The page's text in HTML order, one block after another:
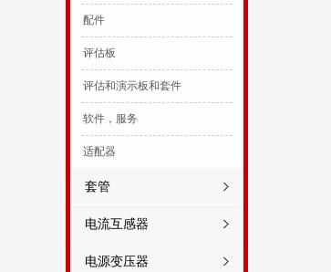
配件
评估板
评估和演示板和套件
软件，服务
适配器
套管
电流互感器
电源变压器